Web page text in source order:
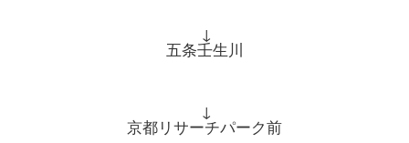
↓
五条壬生川
↓
京都リサーチパーク前